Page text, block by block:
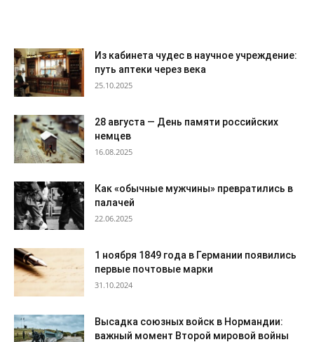
Из кабинета чудес в научное учреждение:
путь аптеки через века
25.10.2025
28 августа — День памяти российских
немцев
16.08.2025
Как «обычные мужчины» превратились в
палачей
22.06.2025
1 ноября 1849 года в Германии появились
первые почтовые марки
31.10.2024
Высадка союзных войск в Нормандии:
важный момент Второй мировой войны